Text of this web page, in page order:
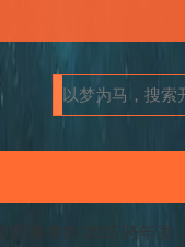
阳将举办 2025 跨年演 ...